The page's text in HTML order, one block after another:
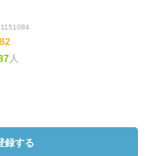
人
録する